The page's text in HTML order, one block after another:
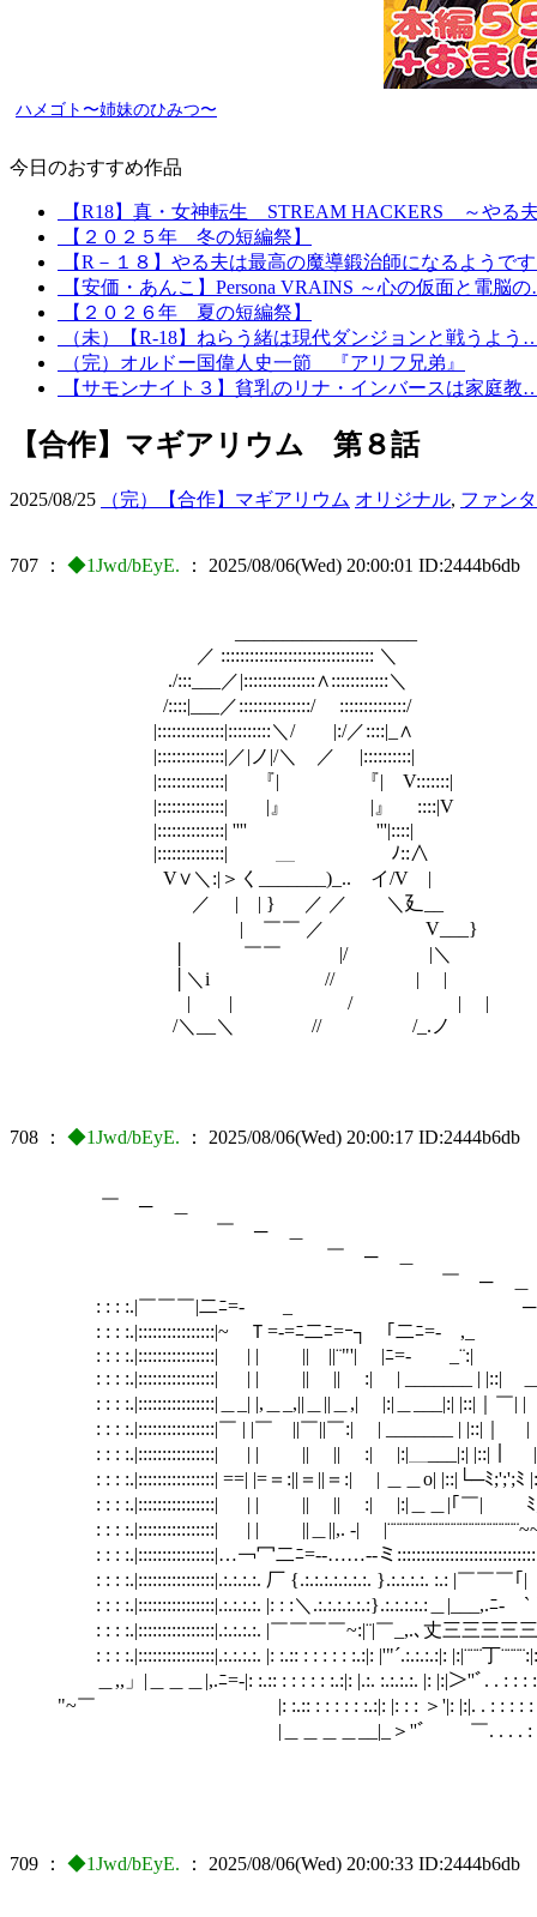
ハメゴト〜姉妹のひみつ〜
今日のおすすめ作品
【R18】真・女神転生 STREAM HACKERS ～やる
【２０２５年 冬の短編祭】
【R－１８】やる夫は最高の魔導鍛治師になるようで
【安価・あんこ】Persona VRAINS ～心の仮面と電脳
【２０２６年 夏の短編祭】
（未）【R-18】ねらう緒は現代ダンジョンと戦うよう
（完）オルドー国偉人史一節 『アリフ兄弟』
【サモンナイト３】貧乳のリナ・インバースは家庭教
【合作】マギアリウム 第８話
2025/08/25 （完）【合作】マギアリウム オリジナル, ファン
707 ： ◆1Jwd/bEyE. ： 2025/08/06(Wed) 20:00:01 ID:2444b6db
／ :::::::::::::::::::::::::::::::: ＼
./:::___／|:::::::::::::::∧::::::::::::＼
/::::|___／:::::::::::::::/ ::::::::::::::/
|::::::::::::::|:::::::::＼/ |:/／::::|_∧
|::::::::::::::|／|ノ|/＼ ／ |::::::::::|
|::::::::::::::| 『| 『| V:::::::|
|::::::::::::::| |』 |』 ::::|V
|::::::::::::::| '''' '''|::::|
|::::::::::::::| ＿ ﾉ::∧ 楽し
V∨＼:|＞く_______)_.. イ/V |
／ | | } ／ ／ ＼廴__
| ￣￣ ／ V___} 気分を明る
│ ￣￣ |/ |＼
│＼i // | |
| | / | |
/＼__＼ // /_.ノ
708 ： ◆1Jwd/bEyE. ： 2025/08/06(Wed) 20:00:17 ID:2444b6db
￣ ─ ＿
￣ ─ ＿
￣ ─ ＿
￣
: : : :.|￣￣￣|二ﾆ=- _ ￣ ─ ＿＿＿＿＿＿
: : : :.|::::::::::::::::|~ Ｔ=-=ﾆ二ﾆ=ｰ┐ ｢二ﾆ=‐ ,_ |￣
: : : :.|::::::::::::::::| | | ||￣||¨"'| |ﾆ=- _¨:| :| |: /..:./
: : : :.|::::::::::::::::| | | || || :| | _______ | |::| ＿ :| |/.
: : : :.|::::::::::::::::|＿_| |,＿_,||＿||＿,|
: : : :.|::::::::::::::::|￣ | |￣ ||￣||￣:| |
: : : :.|::::::::::::::::| | | || || :| |:|＿___|:|
: : : :.|::::::::::::::::| ==| |=＝:||＝||＝:| | ＿＿o| |::|└─ﾐ
: : : :.|::::::::::::::::| | | || || :| |:|＿＿|｢￣| ﾐ;';';'ﾐ|￣
: : : :.|::::::::::::::::| | | ||＿||,. -|
: : : :.|::::::::::::::::|…￢冖二ﾆ=-‐……‐-ミ
: : : :.|::::::::::::::::|.:.:.:.:. 厂 {.:.:.:.:.:.:.:. }.:.:.:.:. :.: |￣￣￣｢|
: : : :.|::::::::::::::::|.:.:.:.:. |: : :＼.:.:.:.:.:.:}.:.:.:.:.:＿
: : : :.|::::::::::::::::|.:.:.:.:. |￣￣￣￣~:|¨|￣_,.､丈三三
: : : :.|::::::::::::::::|.:.:.:.:. |: :.:: : : : : : :.:|: |'"´.:.:.:.:|:
＿,,」|＿＿＿|,.ﾆ=-|: :.:: : : : : : :.:|: |.:. :.:.:.:. |: |:|＞''ﾞ. . : : :
"~￣ |: :.:: : : : : : :.:|: |: : : ＞'|: |:|. . : : : : : : : :|:
|＿＿＿＿__|_＞''ﾞ ￣. . . . : : : : : :
709 ： ◆1Jwd/bEyE. ： 2025/08/06(Wed) 20:00:33 ID:2444b6db